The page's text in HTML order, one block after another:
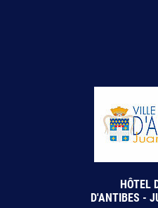
HÔTEL
D'ANTIBES -